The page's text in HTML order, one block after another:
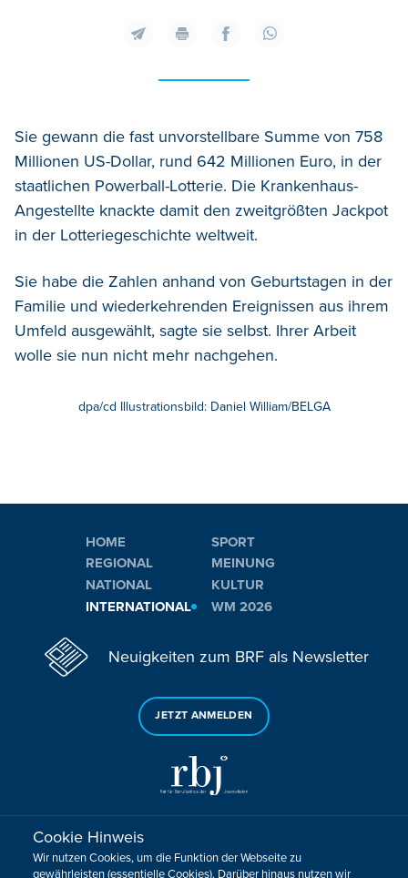
Sie gewann die fast unvorstellbare Summe von 758
Millionen US-Dollar, rund 642 Millionen Euro, in der
staatlichen Powerball-Lotterie. Die Krankenhaus-
Angestellte knackte damit den zweitgrößten Jackpot
in der Lotteriegeschichte weltweit.
Sie habe die Zahlen anhand von Geburtstagen in der
Familie und wiederkehrenden Ereignissen aus ihrem
Umfeld ausgewählt, sagte sie selbst. Ihrer Arbeit
wolle sie nun nicht mehr nachgehen.
dpa/cd Illustrationsbild: Daniel William/BELGA
HOME
REGIONAL
NATIONAL
INTERNATIONAL
SPORT
MEINUNG
KULTUR
WM 2026
Neuigkeiten zum BRF als Newsletter
JETZT ANMELDEN
Sie haben noch Fragen oder Anmerkungen?
Cookie Hinweis
Wir nutzen Cookies, um die Funktion der Webseite zu
gewährleisten (essentielle Cookies). Darüber hinaus nutzen wir